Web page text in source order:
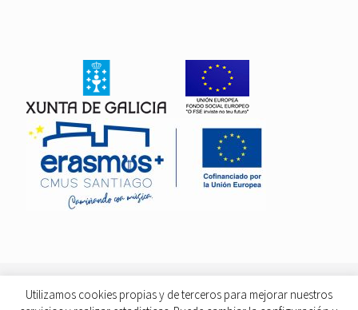
© 2026 Todos los derechos reservados |Aviso Legal |Créditos|Acceso
Utilizamos cookies propias y de terceros para mejorar nuestros